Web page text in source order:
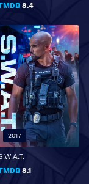
8.4
8.1
2017